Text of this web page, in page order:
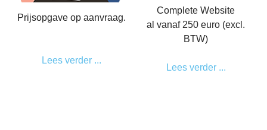
Prijsopgave op aanvraag.
Lees verder ...
Complete Website
al vanaf 250 euro (excl.
BTW)
Lees verder ...